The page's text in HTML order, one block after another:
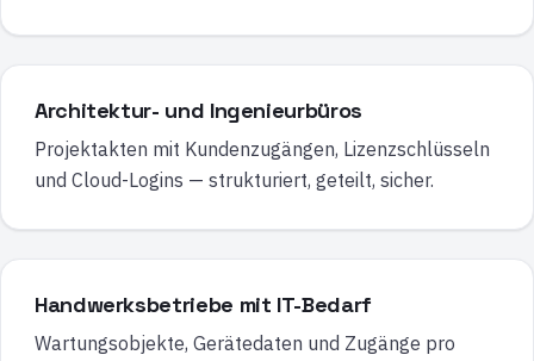
Architektur- und Ingenieurbüros
Projektakten mit Kundenzugängen, Lizenzschlüsseln
und Cloud-Logins — strukturiert, geteilt, sicher.
Handwerksbetriebe mit IT-Bedarf
Wartungsobjekte, Gerätedaten und Zugänge pro